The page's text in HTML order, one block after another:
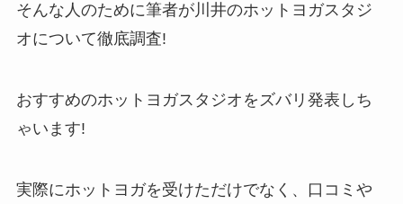
そんな人のために筆者が川井のホットヨガスタジ
オについて徹底調査!
おすすめのホットヨガスタジオをズバリ発表しち
ゃいます!
実際にホットヨガを受けただけでなく、口コミや